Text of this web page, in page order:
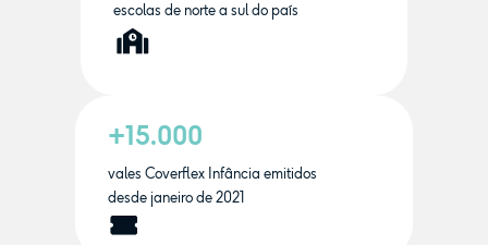
escolas de norte a sul do país
+15.000
vales Coverflex Infância emitidos
desde janeiro de 2021